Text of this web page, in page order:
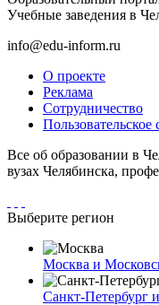
Учебные заведения в
info@edu-inform.ru
О проекте
Реклама
Сотрудничество
Пользовательское
Все об образовании в
вузах Челябинска,
Выберите регион
Москва и
Санкт-Петербург